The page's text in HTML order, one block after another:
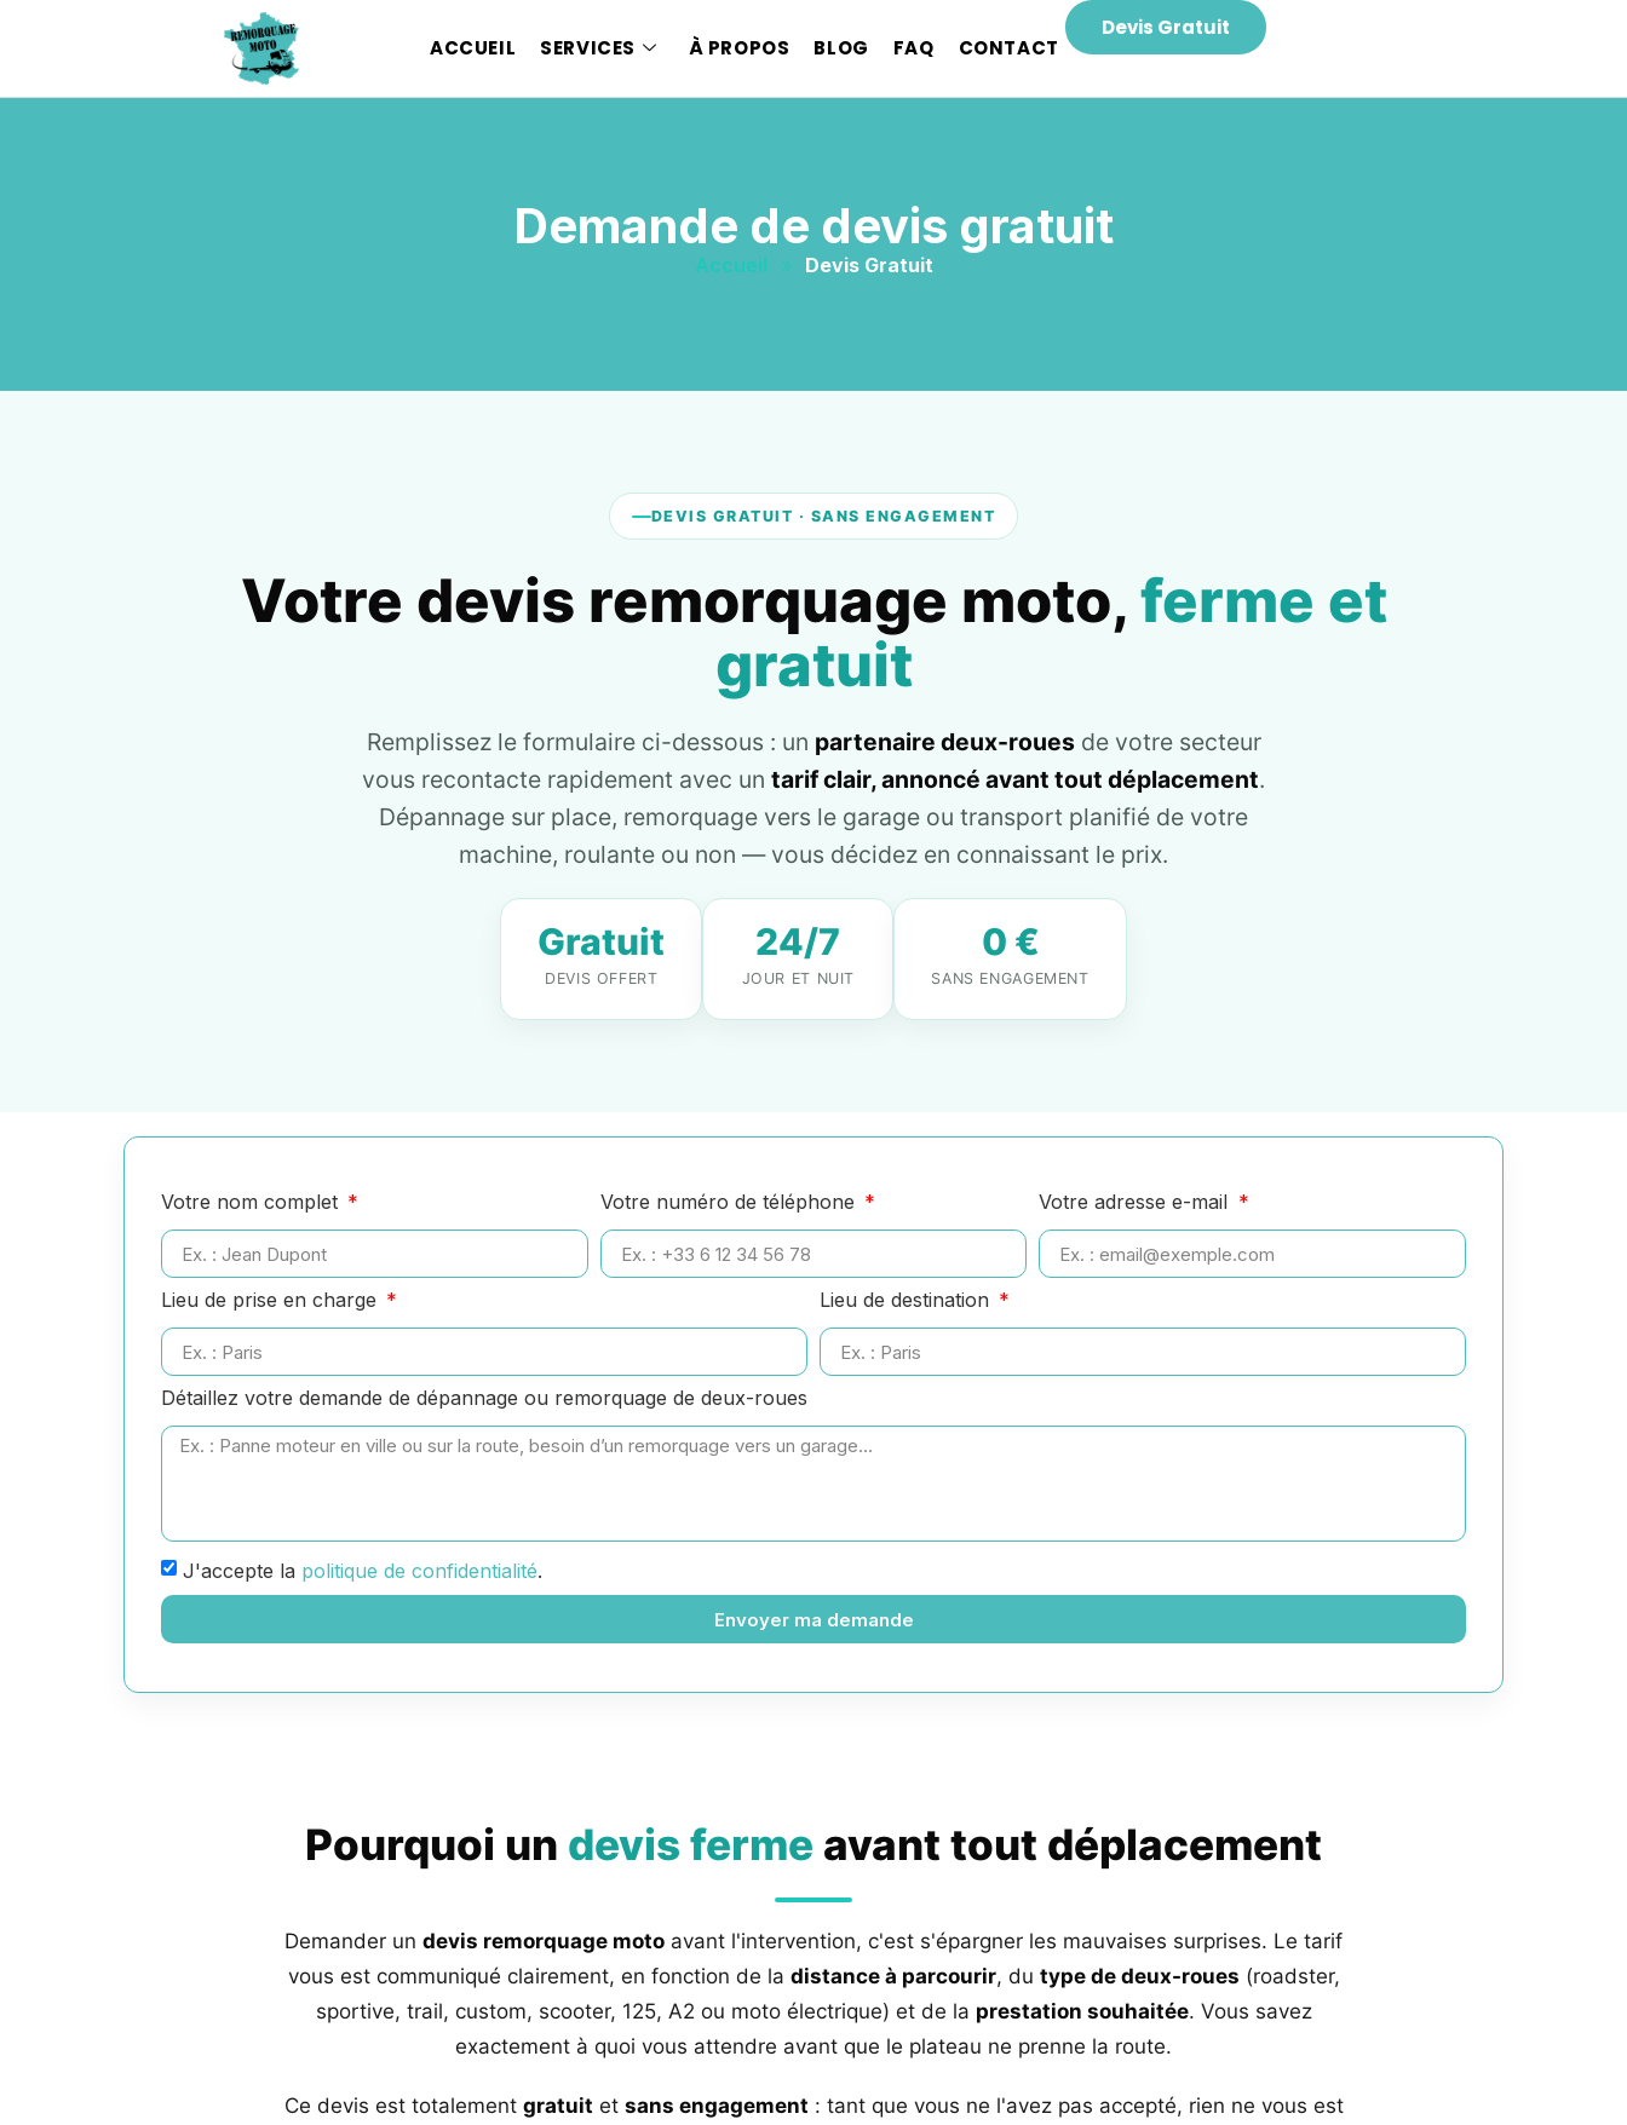
ACCUEIL SERVICES À PROPOS BLOG FAQ CONTACT
Devis Gratuit
Demande de devis gratuit
Accueil » Devis Gratuit
DEVIS GRATUIT · SANS ENGAGEMENT
Votre devis remorquage moto, ferme et
gratuit
Remplissez le formulaire ci-dessous : un partenaire deux-rouesde votre secteur
vous recontacte rapidement avec un tarif clair, annoncé avant tout déplacement.
Dépannage sur place, remorquage vers le garage ou transport planifié de votre
machine, roulante ou non — vous décidez en connaissant le prix.
Gratuit
DEVIS OFFERT
24/7
JOUR ET NUIT
0 €
SANS ENGAGEMENT
Votre nom complet Votre numéro de téléphone Votre adresse e-mail
Lieu de prise en charge Lieu de destination
Détaillez votre demande de dépannage ou remorquage de deux-roues
J'accepte la politique de confidentialité.
Envoyer ma demande
Pourquoi un devis ferme avant tout déplacement
Demander un devis remorquage moto avant l'intervention, c'est s'épargner les mauvaises surprises. Le tarif
vous est communiqué clairement, en fonction de la distance à parcourir, du type de deux-roues (roadster,
sportive, trail, custom, scooter, 125, A2 ou moto électrique) et de la prestation souhaitée. Vous savez
exactement à quoi vous attendre avant que le plateau ne prenne la route.
Ce devis est totalement gratuit et sans engagement : tant que vous ne l'avez pas accepté, rien ne vous est